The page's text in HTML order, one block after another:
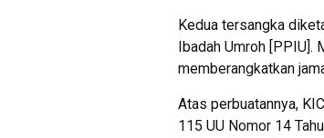
Kedua tersangka
Ibadah Umroh [PPIU].
memberangkatkan
Atas perbuatannya,
115 UU Nomor 14